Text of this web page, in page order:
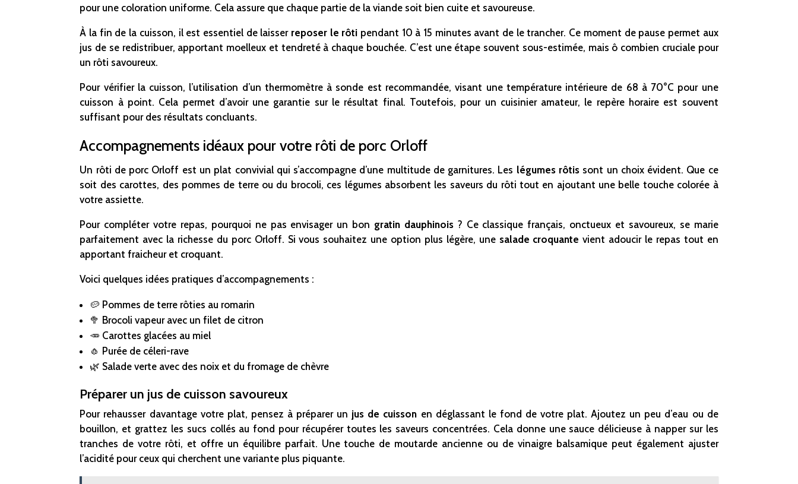
pour une coloration uniforme. Cela assure que chaque partie de la viande soit bien cuite et savoureuse.
À la fin de la cuisson, il est essentiel de laisser reposer le rôti pendant 10 à 15 minutes avant de le trancher. Ce moment de pause permet aux
jus de se redistribuer, apportant moelleux et tendreté à chaque bouchée. C’est une étape souvent sous-estimée, mais ô combien cruciale pour
un rôti savoureux.
Pour vérifier la cuisson, l’utilisation d’un thermomètre à sonde est recommandée, visant une température intérieure de 68 à 70°C pour une
cuisson à point. Cela permet d’avoir une garantie sur le résultat final. Toutefois, pour un cuisinier amateur, le repère horaire est souvent
suffisant pour des résultats concluants.
Accompagnements idéaux pour votre rôti de porc Orloff
Un rôti de porc Orloff est un plat convivial qui s’accompagne d’une multitude de garnitures. Les légumes rôtis sont un choix évident. Que ce
soit des carottes, des pommes de terre ou du brocoli, ces légumes absorbent les saveurs du rôti tout en ajoutant une belle touche colorée à
votre assiette.
Pour compléter votre repas, pourquoi ne pas envisager un bon gratin dauphinois? Ce classique français, onctueux et savoureux, se marie
parfaitement avec la richesse du porc Orloff. Si vous souhaitez une option plus légère, une salade croquante vient adoucir le repas tout en
apportant fraicheur et croquant.
Voici quelques idées pratiques d’accompagnements :
🥔 Pommes de terre rôties au romarin
🥦 Brocoli vapeur avec un filet de citron
🥕 Carottes glacées au miel
🧄 Purée de céleri-rave
🌿 Salade verte avec des noix et du fromage de chèvre
Préparer un jus de cuisson savoureux
Pour rehausser davantage votre plat, pensez à préparer un jus de cuisson en déglassant le fond de votre plat. Ajoutez un peu d’eau ou de
bouillon, et grattez les sucs collés au fond pour récupérer toutes les saveurs concentrées. Cela donne une sauce délicieuse à napper sur les
tranches de votre rôti, et offre un équilibre parfait. Une touche de moutarde ancienne ou de vinaigre balsamique peut également ajuster
l’acidité pour ceux qui cherchent une variante plus piquante.